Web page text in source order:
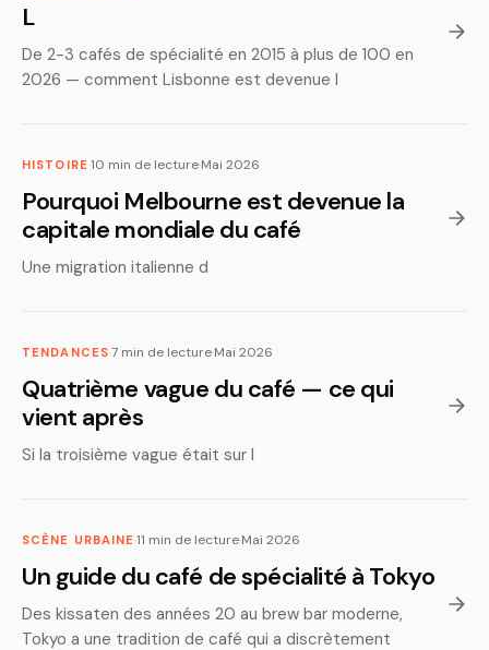
L
De 2-3 cafés de spécialité en 2015 à plus de 100 en
2026 — comment Lisbonne est devenue l
HISTOIRE ·10 min de lecture·Mai 2026
Pourquoi Melbourne est devenue la
capitale mondiale du café
Une migration italienne d
TENDANCES·7 min de lecture·Mai 2026
Quatrième vague du café — ce qui
vient après
Si la troisième vague était sur l
SCÈNE URBAINE ·11 min de lecture·Mai 2026
Un guide du café de spécialité à Tokyo
Des kissaten des années 20 au brew bar moderne,
Tokyo a une tradition de café qui a discrètement